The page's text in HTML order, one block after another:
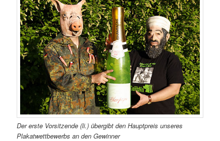
Der erste Vorsitzende (li.) übergibt den Hauptpreis unseres
Plakatwettbewerbs an den Gewinner